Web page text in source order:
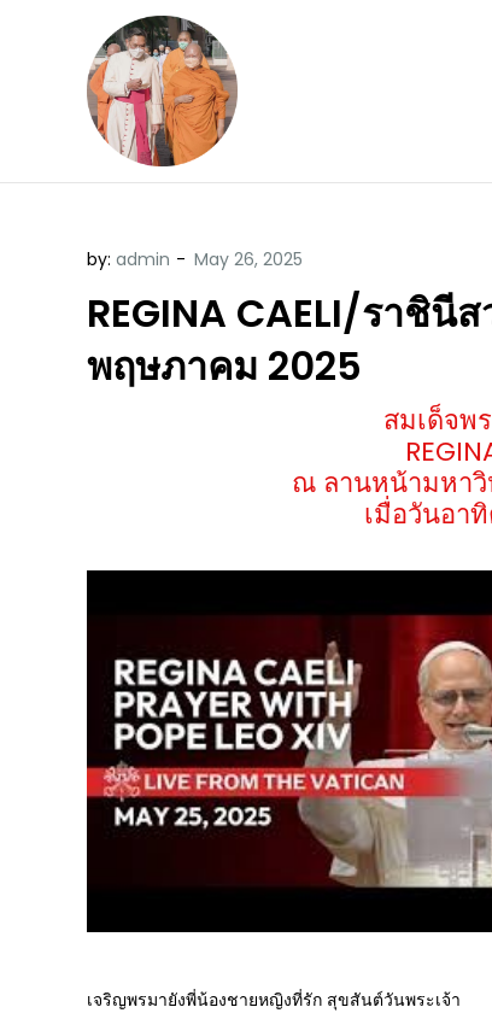
by: admin
REGINA CAELI/ราชินี
พฤษภาคม 2025
สมเด็จพ
ณ ลานหน้ามหาวิ
เมื่อวันอา
เจริญพรมายังพี่น้องชายหญิงที่รัก สุขสันต์วันพระเจ้า